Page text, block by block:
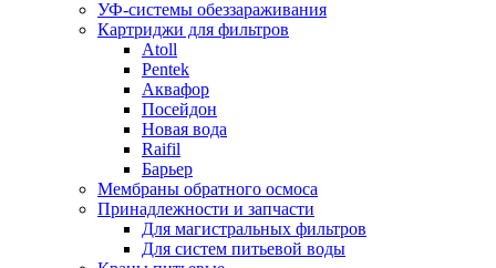
УФ-системы обеззараживания
Картриджи для фильтров
Atoll
Pentek
Аквафор
Посейдон
Новая вода
Raifil
Барьер
Мембраны обратного осмоса
Принадлежности и запчасти
Для магистральных фильтров
Для систем питьевой воды